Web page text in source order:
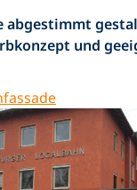
abgestimmt
und